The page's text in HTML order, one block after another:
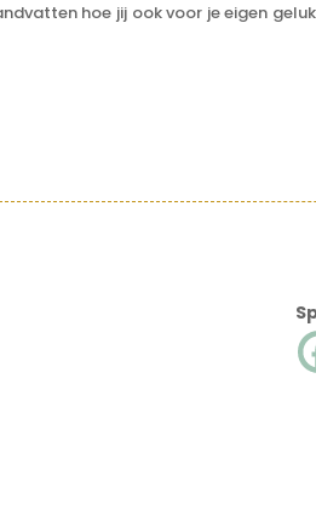
hoe jij ook voor je eigen